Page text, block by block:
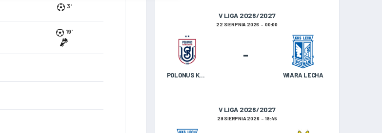
3'
19'
V LIGA 2026/2027
22 SIERPNIA 2026 00:00
POLONUS KAZIMIERZ BISKUPI WIARA LECHA
-
V LIGA 2026/2027
29 SIERPNIA 2026 19:45